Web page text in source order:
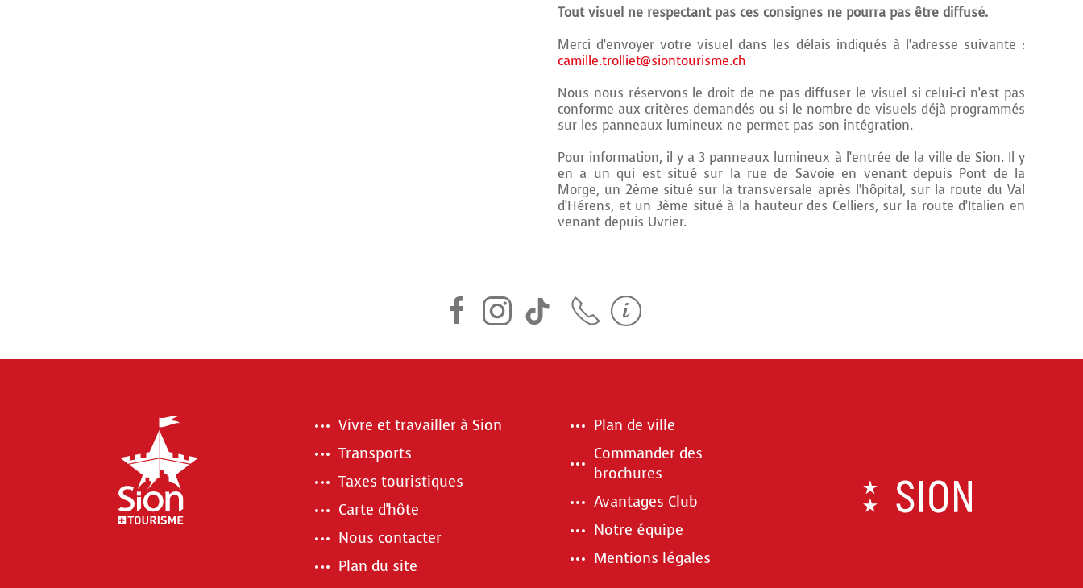
Tout visuel ne respectant pas ces consignes ne pourra pas être diffusé.
Merci d’envoyer votre visuel dans les délais indiqués à l’adresse suivante :
camille.trolliet@siontourisme.ch
Nous nous réservons le droit de ne pas diffuser le visuel si celui-ci n’est pas
conforme aux critères demandés ou si le nombre de visuels déjà programmés
sur les panneaux lumineux ne permet pas son intégration.
Pour information, il y a 3 panneaux lumineux à l’entrée de la ville de Sion. Il y
en a un qui est situé sur la rue de Savoie en venant depuis Pont de la
Morge, un 2ème situé sur la transversale après l’hôpital, sur la route du Val
d’Hérens, et un 3ème situé à la hauteur des Celliers, sur la route d’Italien en
venant depuis Uvrier.
Vivre et travailler à Sion
Transports
Taxes touristiques
Carte d'hôte
Nous contacter
Plan du site
Plan de ville
Commander des
brochures
Avantages Club
Notre équipe
Mentions légales